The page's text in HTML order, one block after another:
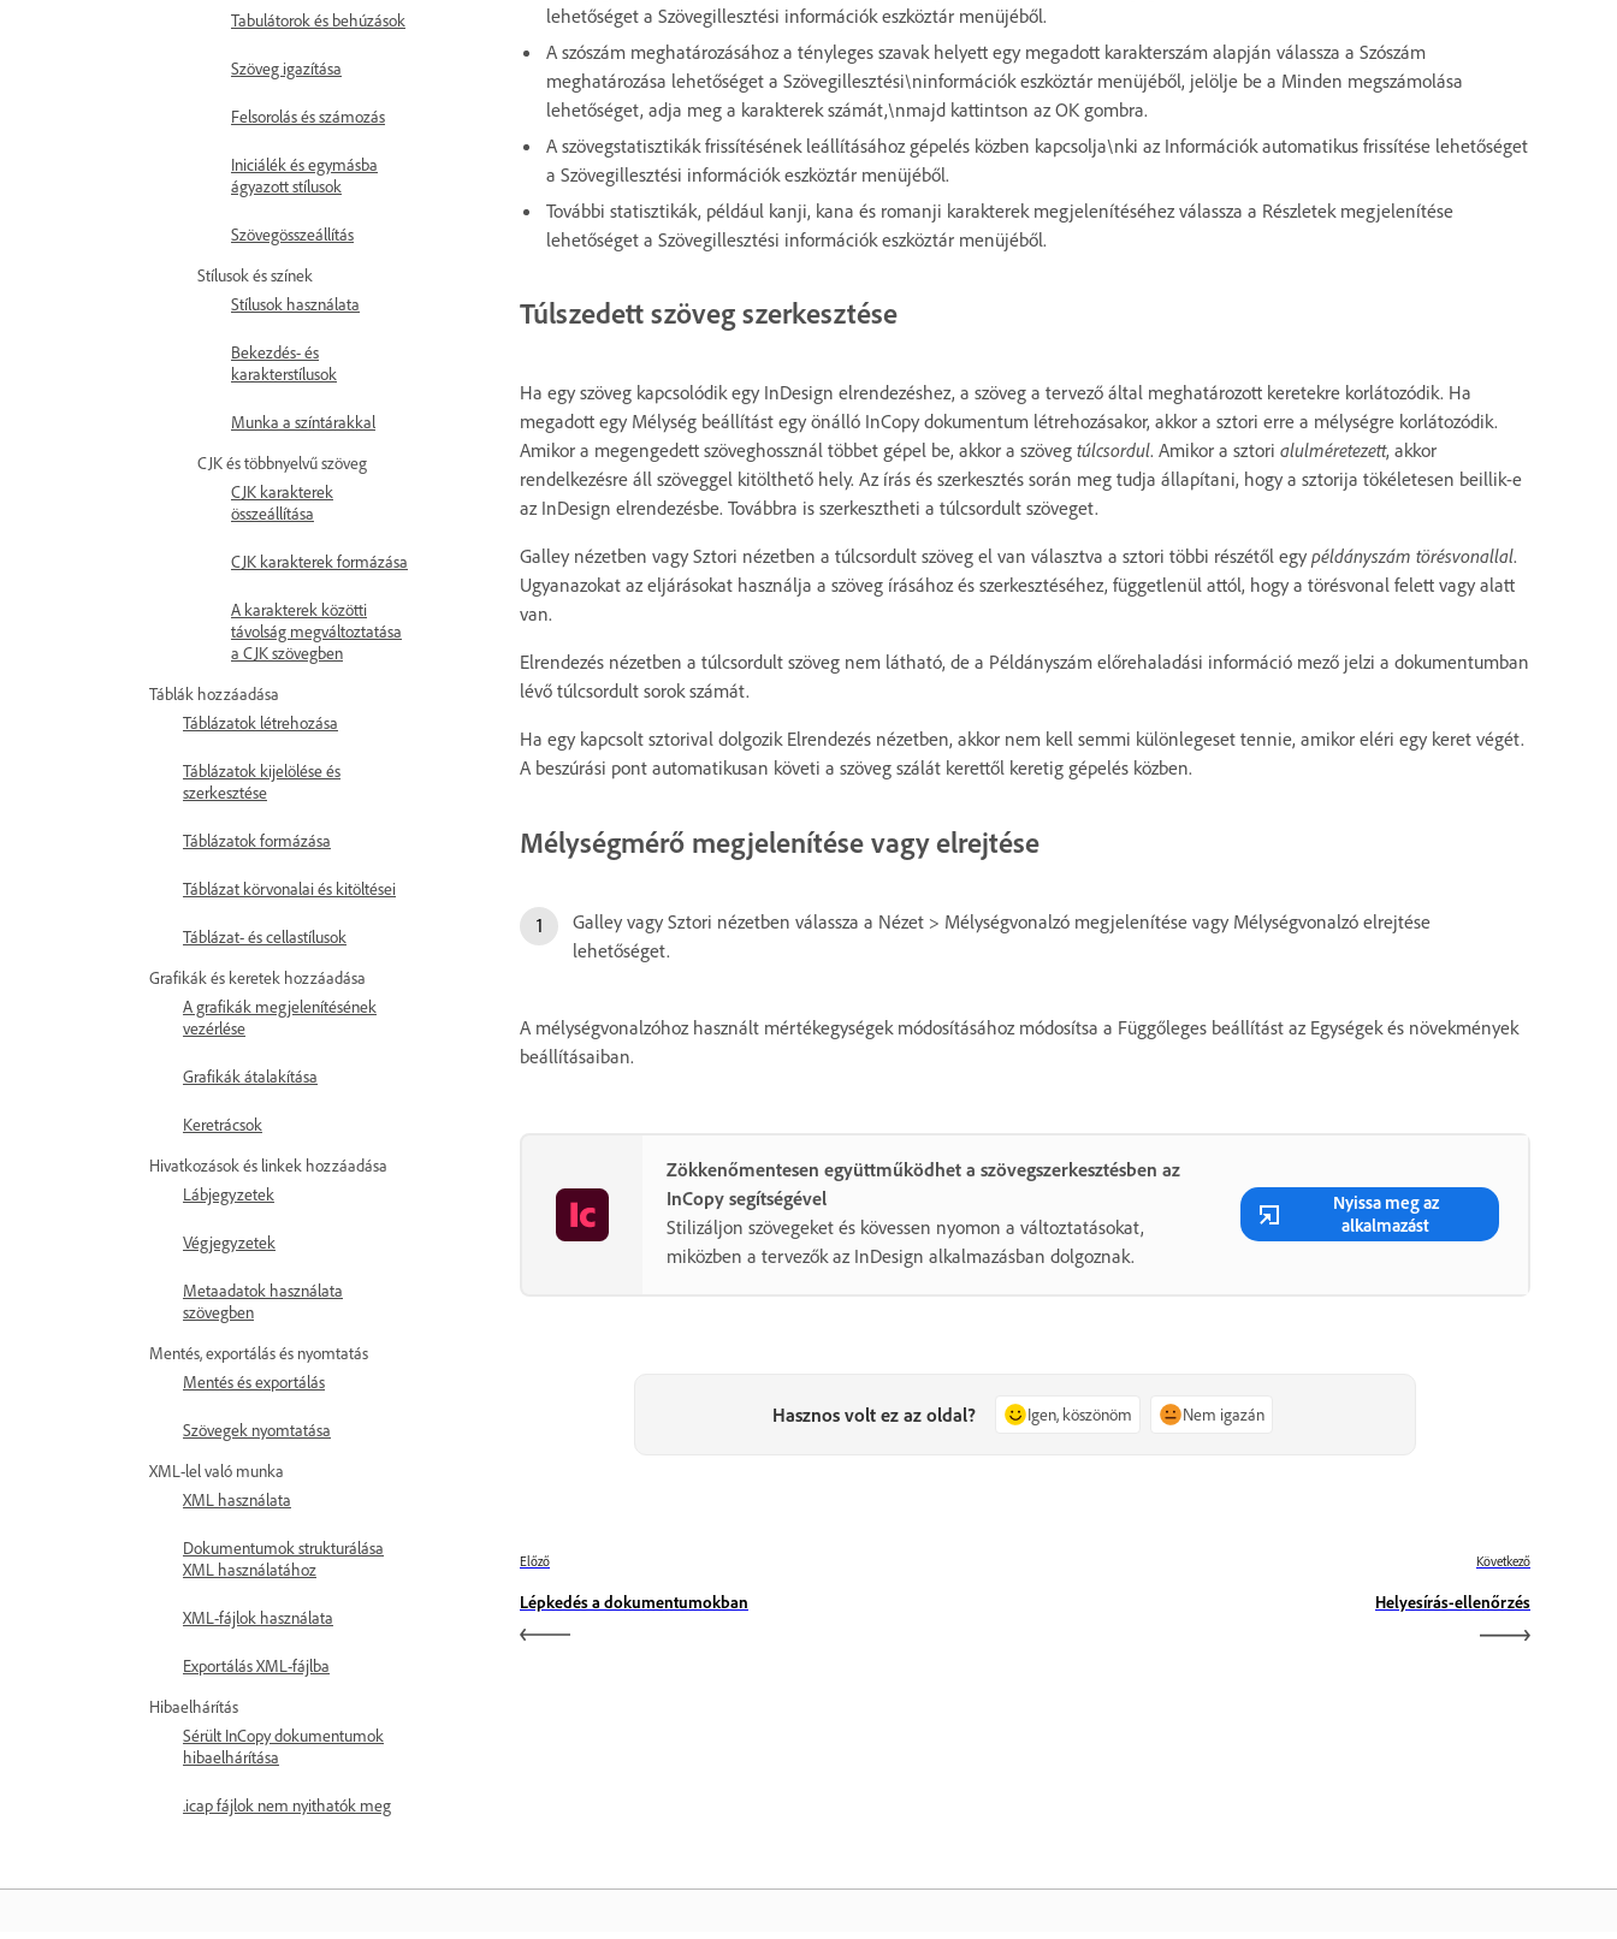
Tabulátorok és behúzások
Szöveg igazítása
Felsorolás és számozás
Iniciálék és egymásba
ágyazott stílusok
Szövegösszeállítás
Stílusok és színek
Stílusok használata
Bekezdés- és
karakterstílusok
Munka a színtárakkal
CJK és többnyelvű szöveg
CJK karakterek
összeállítása
CJK karakterek formázása
A karakterek közötti
távolság megváltoztatása
a CJK szövegben
Táblák hozzáadása
Táblázatok létrehozása
Táblázatok kijelölése és
szerkesztése
Táblázatok formázása
Táblázat körvonalai és kitöltései
Táblázat- és cellastílusok
Grafikák és keretek hozzáadása
A grafikák megjelenítésének
vezérlése
Grafikák átalakítása
Keretrácsok
Hivatkozások és linkek hozzáadása
Lábjegyzetek
Végjegyzetek
Metaadatok használata
szövegben
Mentés, exportálás és nyomtatás
Mentés és exportálás
Szövegek nyomtatása
XML-lel való munka
XML használata
Dokumentumok strukturálása
XML használatához
XML-fájlok használata
Exportálás XML-fájlba
Hibaelhárítás
Sérült InCopy dokumentumok
hibaelhárítása
.icap fájlok nem nyithatók meg
lehetőséget a Szövegillesztési információk eszköztár menüjéből.
A szószám meghatározásához a tényleges szavak helyett egy megadott karakterszám alapján válassza a Szószám
meghatározása lehetőséget a Szövegillesztési\ninformációk eszköztár menüjéből, jelölje be a Minden megszámolása
lehetőséget, adja meg a karakterek számát,\nmajd kattintson az OK gombra.
A szövegstatisztikák frissítésének leállításához gépelés közben kapcsolja\nki az Információk automatikus frissítése lehetőséget
a Szövegillesztési információk eszköztár menüjéből.
További statisztikák, például kanji, kana és romanji karakterek megjelenítéséhez válassza a Részletek megjelenítése
lehetőséget a Szövegillesztési információk eszköztár menüjéből.
Túlszedett szöveg szerkesztése
Ha egy szöveg kapcsolódik egy InDesign elrendezéshez, a szöveg a tervező által meghatározott keretekre korlátozódik. Ha
megadott egy Mélység beállítást egy önálló InCopy dokumentum létrehozásakor, akkor a sztori erre a mélységre korlátozódik.
Amikor a megengedett szöveghossznál többet gépel be, akkor a szöveg túlcsordul. Amikor a sztori alulméretezett, akkor
rendelkezésre áll szöveggel kitölthető hely. Az írás és szerkesztés során meg tudja állapítani, hogy a sztorija tökéletesen beillik-e
az InDesign elrendezésbe. Továbbra is szerkesztheti a túlcsordult szöveget.
Galley nézetben vagy Sztori nézetben a túlcsordult szöveg el van választva a sztori többi részétől egy példányszám törésvonallal.
Ugyanazokat az eljárásokat használja a szöveg írásához és szerkesztéséhez, függetlenül attól, hogy a törésvonal felett vagy alatt
van.
Elrendezés nézetben a túlcsordult szöveg nem látható, de a Példányszám előrehaladási információ mező jelzi a dokumentumban
lévő túlcsordult sorok számát.
Ha egy kapcsolt sztorival dolgozik Elrendezés nézetben, akkor nem kell semmi különlegeset tennie, amikor eléri egy keret végét.
A beszúrási pont automatikusan követi a szöveg szálát kerettől keretig gépelés közben.
Mélységmérő megjelenítése vagy elrejtése
Galley vagy Sztori nézetben válassza a Nézet > Mélységvonalzó megjelenítése vagy Mélységvonalzó elrejtése
lehetőséget.
A mélységvonalzóhoz használt mértékegységek módosításához módosítsa a Függőleges beállítást az Egységek és növekmények
beállításaiban.
Zökkenőmentesen együttműködhet a szövegszerkesztésben az
InCopy segítségével
Stilizáljon szövegeket és kövessen nyomon a változtatásokat,
miközben a tervezők az InDesign alkalmazásban dolgoznak.
Nyissa meg az
alkalmazást
Hasznos volt ez az oldal? Igen, köszönöm Nem igazán
Előző
Lépkedés a dokumentumokban
Következő
Helyesírás-ellenőrzés